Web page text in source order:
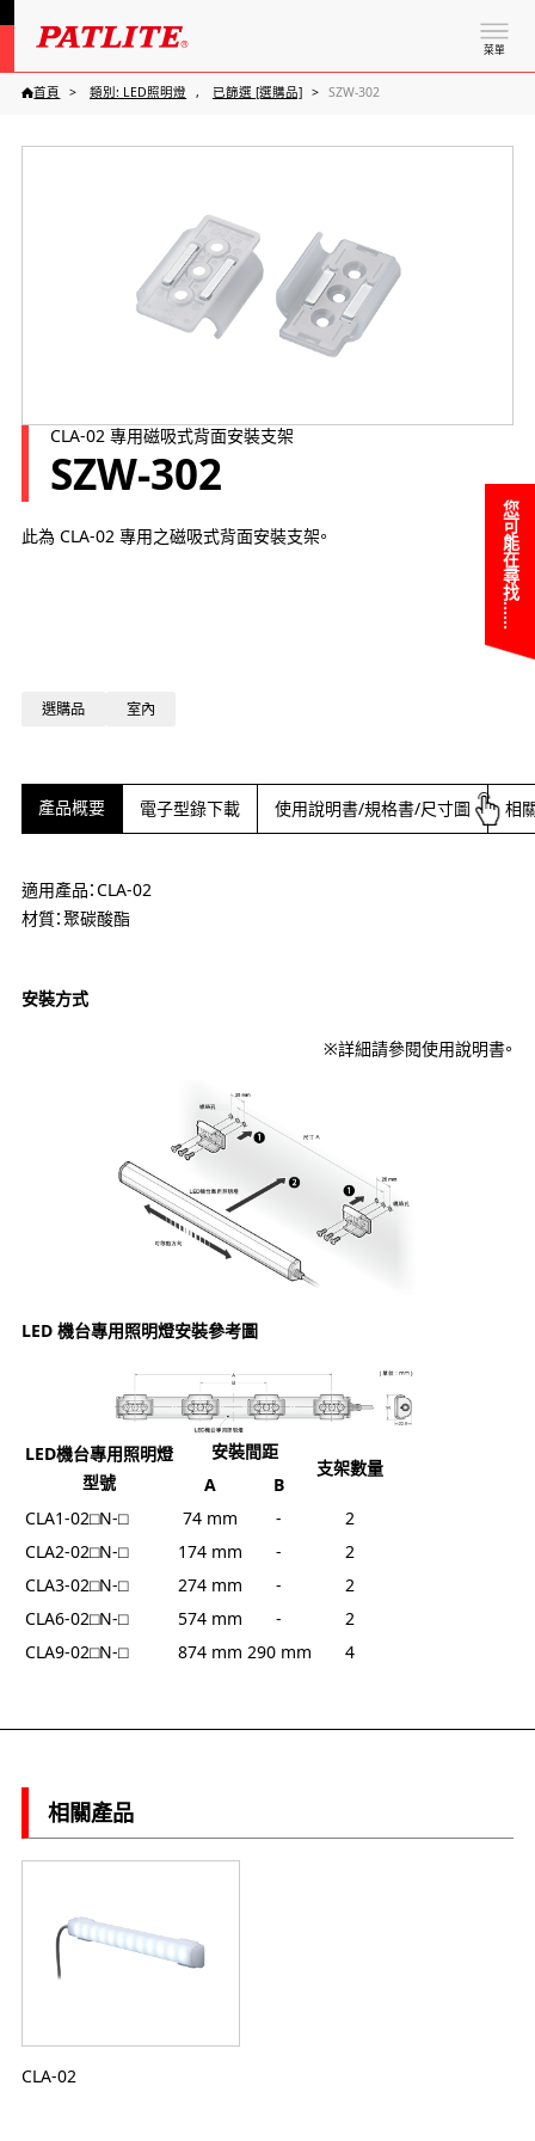
菜單
您可能在尋找……
首頁 類別: LED照明燈 已篩選 [選購品] SZW-302
CLA-02 專用磁吸式背面安裝支架
SZW-302
此為 CLA-02 專用之磁吸式背面安裝支架。
選購品 室內
產品概要 電子型錄下載 使用說明書/規格書/尺寸圖 相
適用產品：CLA-02
材質：聚碳酸酯
安裝方式
※詳細請參閱使用說明書。
LED 機台專用照明燈安裝參考圖
LED機台專用照明燈
型號
安裝間距
支架數量
A
B
CLA1-02⬜︎N-⬜︎
74 mm -
2
CLA2-02⬜︎N-⬜︎
174 mm -
2
CLA3-02⬜︎N-⬜︎
274 mm -
2
CLA6-02⬜︎N-⬜︎
574 mm -
2
CLA9-02⬜︎N-⬜︎
874 mm 290 mm 4
相關產品
CLA-02